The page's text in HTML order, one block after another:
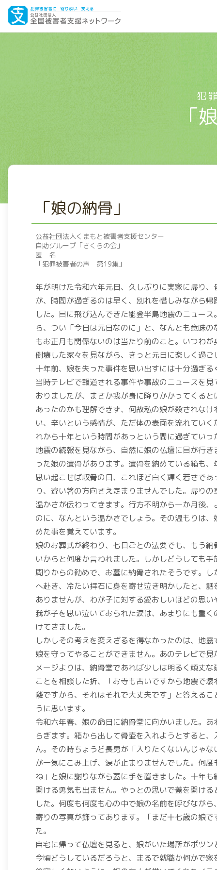
犯
「
「娘の納骨」
公益社団法人くまもと被害者支援センター
自助グループ「さくらの会」
匿 名
「犯罪被害者の声 第19集」
年が明けた令和六年元日、久しぶりに実家に帰り
が、時間が過ぎるのは早く、別れを惜しみながら
した。目に飛び込んできた能登半島地震のニュー
ら、つい「今日は元日なのに」と、なんとも意味
もお正月も関係ないのは当たり前のこと。いつわ
倒壊した家々を見ながら、きっと元日に楽しく過
十年前、娘を失った事件を思い出すには十分過ぎる
当時テレビで報道される事件や事故のニュースを
おりましたが、まさか我が身に降りかかってくる
あったのかも理解できず、何故私の娘が殺されな
い、辛いという感情が、ただ体の表面を流れてい
れから十年という時間があっという間に過ぎてい
地震の続報を見ながら、自然に娘の仏壇に目が行
った娘の遺骨があります。遺骨を納めている箱も
思い起こせば収骨の日、これほど白く輝く若さで
り、違い箸の方向さえ定まりませんでした。帰り
温かさが伝わってきます。行方不明から一か月後
のに、なんという温かさでしょう。その温もりは
めた事を覚えています。
娘のお葬式が終わり、七日ごとの法要でも、もう
いからと何度か言われました。しかしどうしても
周りからの勧めで、お墓に納骨されたそうです。
へ赴き、冷たい拝石に身を寄せ泣き明かしたと、
ありませんが、わが子に対する愛おしいほどの思
我が子を思い泣いておられた涙は、あまりにも重
けてきました。
しかしその考えを変えざるを得なかったのは、地
娘を守ってやることができません。あのテレビで
メージよりは、納骨堂であれば少しは明るく頑丈
ことを相談した折、「お寺も古いですから地震で
隣ですから、それはそれで大丈夫です」と答える
うに思います。
令和六年春、娘の命日に納骨堂に向かいました。
らぎます。箱から出して骨壷を入れようとすると
ん。その時ちょうど長男が「入りたくないんじゃ
が一気にこみ上げ、涙が止まりませんでした。何
ね」と娘に謝りながら蓋に手を置きました。十年
開ける勇気も出ません。やっとの思いで蓋を開け
した。何度も何度も心の中で娘の名前を呼びなが
寄りの写真が飾ってあります。「まだ十七歳の娘
た。
自宅に帰って仏壇を見ると、娘がいた場所がポツ
今頃どうしているだろうと、まるで就職か何かで